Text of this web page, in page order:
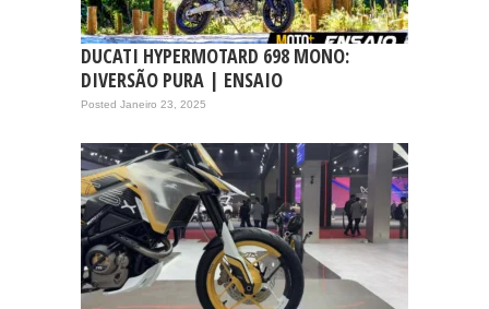
DUCATI HYPERMOTARD 698 MONO:
DIVERSÃO PURA | ENSAIO
Posted Janeiro 23, 2025